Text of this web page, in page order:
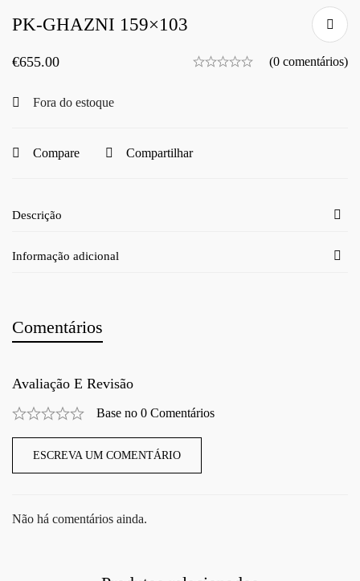
PK-GHAZNI 159×103
€655.00 (0 comentários)
Fora do estoque
Compare Compartilhar
Descrição
Informação adicional
Comentários
Avaliação E Revisão
Base no 0 Comentários
ESCREVA UM COMENTÁRIO
Não há comentários ainda.